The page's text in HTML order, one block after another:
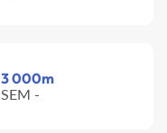
3 000m
SEM -